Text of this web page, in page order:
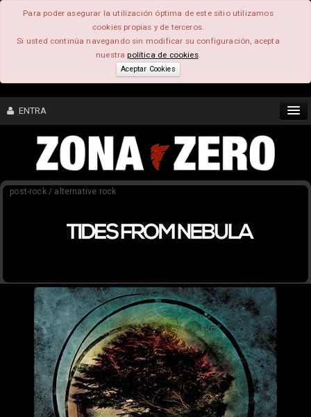
Para poder asegurar la utilización óptima de este sitio utilizamos
cookies propias y de terceros.
Si usted continúa navegando sin modificar su configuración, acepta
nuestrapolítica de cookies.
Aceptar Cookies
ENTRA
CONTENIDO
COMUNIDAD
FEEEDBACK
post-rock / alternative rock